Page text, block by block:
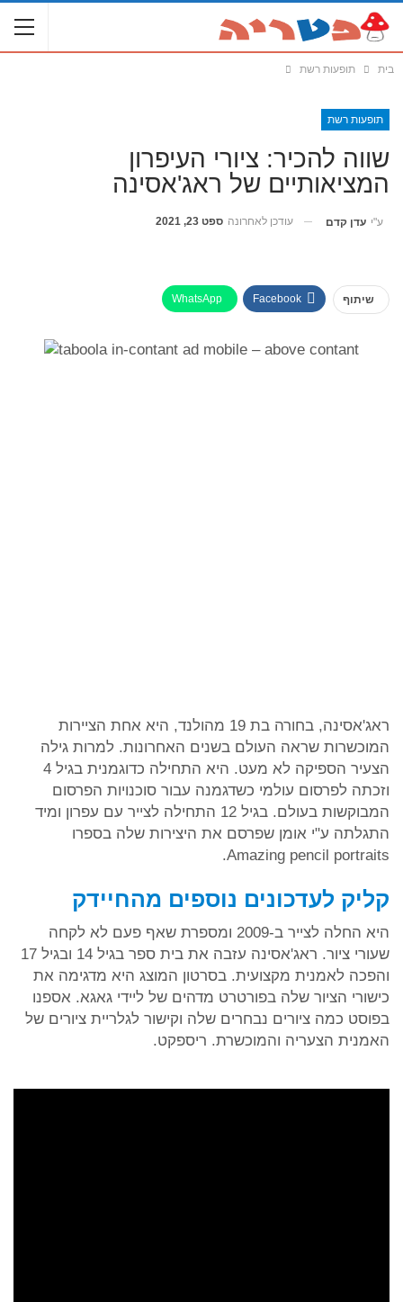
בית תופעות רשת
תופעות רשת
שווה להכיר: ציורי העיפרון
המציאותיים של ראג'אסינה
ע"י עדן קדם עודכן לאחרונה ספט 23, 2021
שיתוף Facebook
WhatsApp
ראג'אסינה, בחורה בת 19 מהולנד, היא אחת הציירות
המוכשרות שראה העולם בשנים האחרונות. למרות גילה
הצעיר הספיקה לא מעט. היא התחילה כדוגמנית בגיל 4
וזכתה לפרסום עולמי כשדגמנה עבור סוכנויות הפרסום
המבוקשות בעולם. בגיל 12 התחילה לצייר עם עפרון ומיד
התגלתה ע"י אומן שפרסם את היצירות שלה בספרו
Amazing pencil portraits.
קליק לעדכונים נוספים מהחיידק
היא החלה לצייר ב-2009 ומספרת שאף פעם לא לקחה
שעורי ציור. ראג'אסינה עזבה את בית ספר בגיל 14 ובגיל 17
והפכה לאמנית מקצועית. בסרטון המוצג היא מדגימה את
כישורי הציור שלה בפורטרט מדהים של ליידי גאגא. אספנו
בפוסט כמה ציורים נבחרים שלה וקישור לגלריית ציורים של
האמנית הצעריה והמוכשרת. ריספקט.